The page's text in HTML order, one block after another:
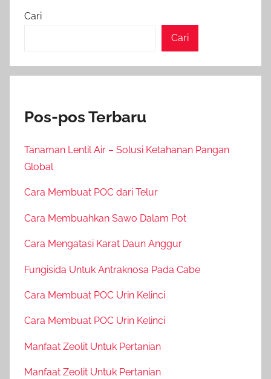
Cari
Cari
Pos-pos Terbaru
Tanaman Lentil Air – Solusi Ketahanan Pangan
Global
Cara Membuat POC dari Telur
Cara Membuahkan Sawo Dalam Pot
Cara Mengatasi Karat Daun Anggur
Fungisida Untuk Antraknosa Pada Cabe
Cara Membuat POC Urin Kelinci
Cara Membuat POC Urin Kelinci
Manfaat Zeolit Untuk Pertanian
Manfaat Zeolit Untuk Pertanian